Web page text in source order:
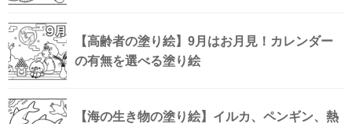
【高齢者の塗り絵】9月はお月見！カレンダー
の有無を選べる塗り絵
【海の生き物の塗り絵】イルカ、ペンギン、熱